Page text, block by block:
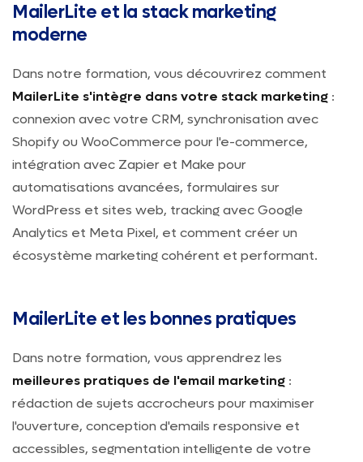
MailerLite et la stack marketing
moderne
Dans notre formation, vous découvrirez comment
MailerLite s'intègre dans votre stack marketing :
connexion avec votre CRM, synchronisation avec
Shopify ou WooCommerce pour l'e-commerce,
intégration avec Zapier et Make pour
automatisations avancées, formulaires sur
WordPress et sites web, tracking avec Google
Analytics et Meta Pixel, et comment créer un
écosystème marketing cohérent et performant.
MailerLite et les bonnes pratiques
Dans notre formation, vous apprendrez les
meilleures pratiques de l'email marketing :
rédaction de sujets accrocheurs pour maximiser
l'ouverture, conception d'emails responsive et
accessibles, segmentation intelligente de votre